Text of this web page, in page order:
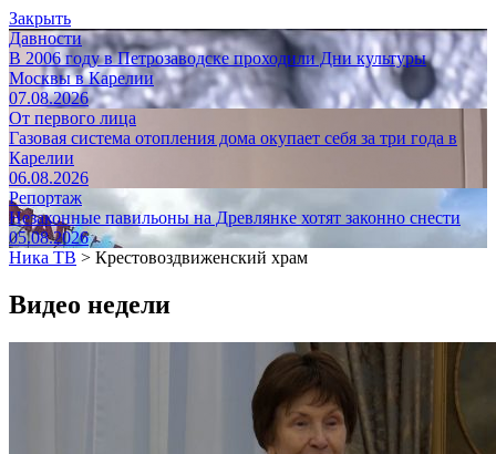
Закрыть
Давности
В 2006 году в Петрозаводске проходили Дни культуры
Москвы в Карелии
07.08.2026
От первого лица
Газовая система отопления дома окупает себя за три года в
Карелии
06.08.2026
Репортаж
Незаконные павильоны на Древлянке хотят законно снести
05.08.2026
Ника ТВ > Крестовоздвиженский храм
Видео недели